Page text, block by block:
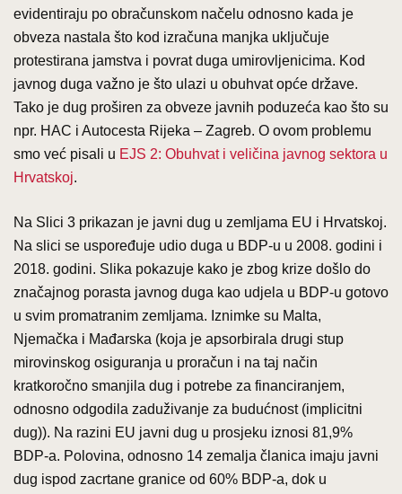
evidentiraju po obračunskom načelu odnosno kada je
obveza nastala što kod izračuna manjka uključuje
protestirana jamstva i povrat duga umirovljenicima. Kod
javnog duga važno je što ulazi u obuhvat opće države.
Tako je dug proširen za obveze javnih poduzeća kao što su
npr. HAC i Autocesta Rijeka – Zagreb. O ovom problemu
smo već pisali u EJS 2: Obuhvat i veličina javnog sektora u
Hrvatskoj.
Na Slici 3 prikazan je javni dug u zemljama EU i Hrvatskoj.
Na slici se uspoređuje udio duga u BDP-u u 2008. godini i
2018. godini. Slika pokazuje kako je zbog krize došlo do
značajnog porasta javnog duga kao udjela u BDP-u gotovo
u svim promatranim zemljama. Iznimke su Malta,
Njemačka i Mađarska (koja je apsorbirala drugi stup
mirovinskog osiguranja u proračun i na taj način
kratkoročno smanjila dug i potrebe za financiranjem,
odnosno odgodila zaduživanje za budućnost (implicitni
dug)). Na razini EU javni dug u prosjeku iznosi 81,9%
BDP-a. Polovina, odnosno 14 zemalja članica imaju javni
dug ispod zacrtane granice od 60% BDP-a, dok u